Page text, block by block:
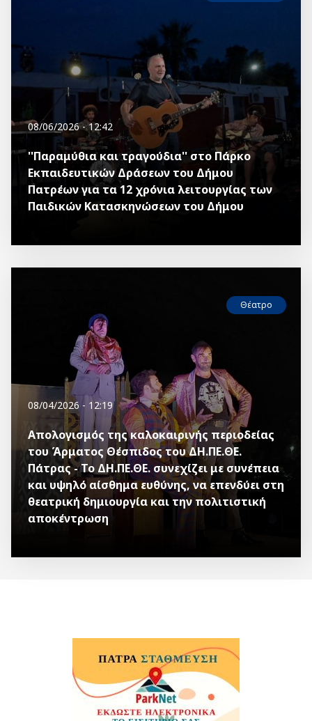
08/06/2026 - 12:42
''Παραμύθια και τραγούδια'' στο Πάρκο
Εκπαιδευτικών Δράσεων του Δήμου
Πατρέων για τα 12 χρόνια λειτουργίας των
Παιδικών Κατασκηνώσεων του Δήμου
Θέατρο
08/04/2026 - 12:19
Απολογισμός της καλοκαιρινής περιοδείας
του Άρματος Θέσπιδος του ΔΗ.ΠΕ.ΘΕ.
Πάτρας - Το ΔΗ.ΠΕ.ΘΕ. συνεχίζει με συνέπεια
και υψηλό αίσθημα ευθύνης, να επενδύει στη
θεατρική δημιουργία και την πολιτιστική
αποκέντρωση